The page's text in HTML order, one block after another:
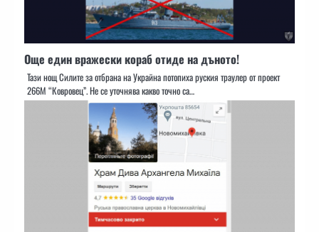
Още един вражески кораб отиде на дъното!
Тази нощ Силите за отбрана на Украйна потопиха руския траулер от проект
266М “Ковровец”. Не се уточнява какво точно са…